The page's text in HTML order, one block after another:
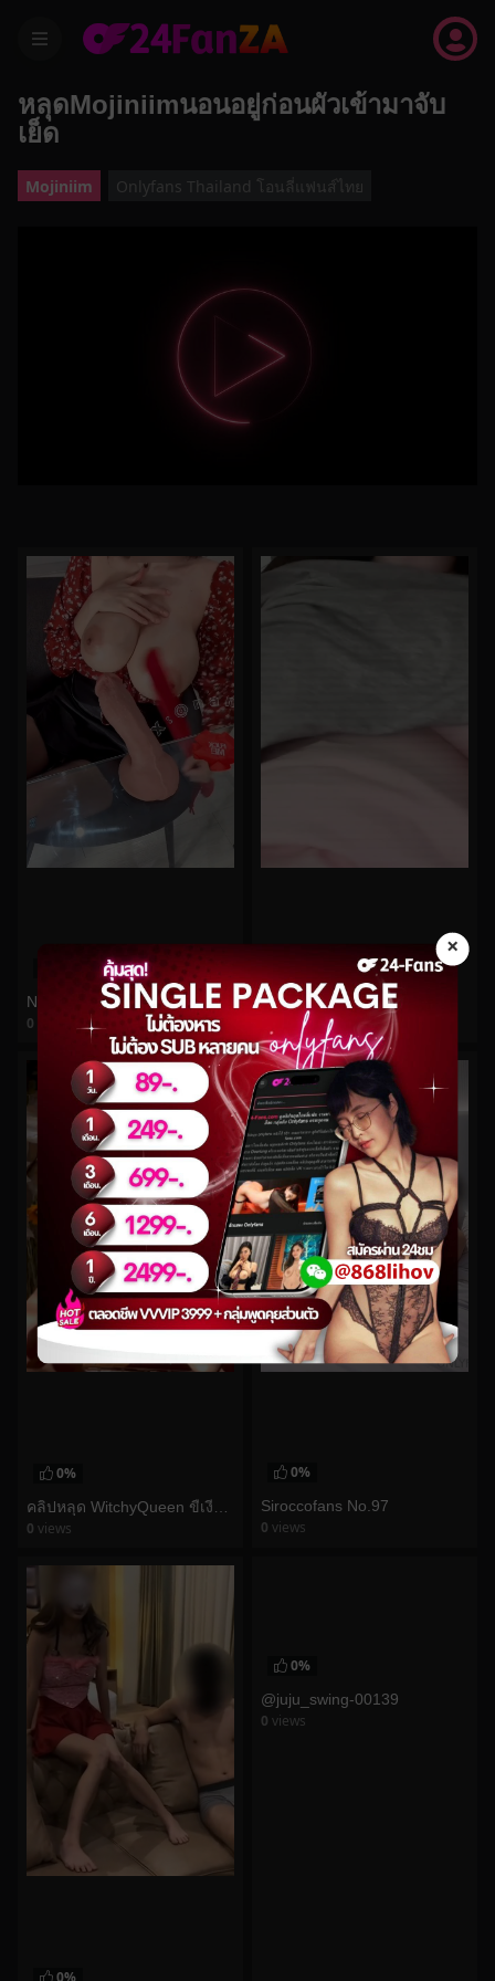
menu
×
หลุดMojiniimนอนอยู่ก่อนผัวเข้ามาจับ
เย็ด
Mojiniim Onlyfans Thailand โอนลี่แฟนส์ไทย
Npxvip No.227
0
watch video
Saizneko No.3
views
watch video
0%
0 views
0%
Siroccofans No.97
0 views
0%
0%
@juju_swing-00139
0 views